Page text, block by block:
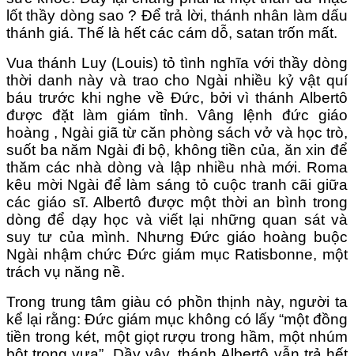
lốt thầy dòng sao ? Để trả lời, thánh nhân làm dấu
thánh giá. Thế là hết các cám dỗ, satan trốn mất.
Vua thánh Luy (Louis) tỏ tình nghĩa với thầy dòng
thời danh này và trao cho Ngài nhiều kỷ vật quí
báu trước khi nghe về Đức, bởi vì thánh Albertô
được đặt làm giám tỉnh. Vâng lệnh đức giáo
hoàng , Ngài giã từ căn phòng sách vở và học trò,
suốt ba năm Ngài đi bộ, không tiền của, ăn xin để
thăm các nhà dòng và lập nhiều nhà mới. Roma
kêu mời Ngài để làm sáng tỏ cuộc tranh cãi giữa
các giáo sĩ. Albertô được một thời an bình trong
dòng để dạy học và viết lại những quan sát và
suy tư của mình. Nhưng Đức giáo hoàng buộc
Ngài nhậm chức Đức giám mục Ratisbonne, một
trách vụ năng nề.
Trong trung tâm giàu có phồn thịnh này, người ta
kể lại rằng: Đức giám mục không có lấy “một đồng
tiền trong két, một giọt rượu trong hầm, một nhúm